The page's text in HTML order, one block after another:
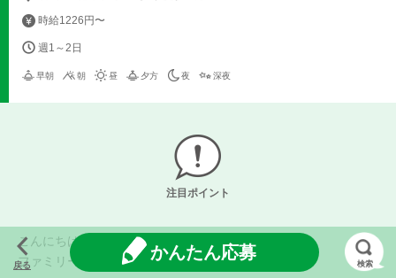
時給1226円〜
週1～2日
早朝 朝 昼 夕方 夜 深夜
注目ポイント
こんにちは！
ファミリーマート千住三丁目店 です！
戻る
かんたん応募
検索